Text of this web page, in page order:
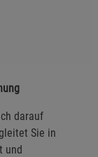
darauf
Sie in
und